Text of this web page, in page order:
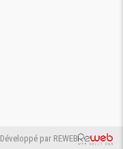
Développé par REWEB